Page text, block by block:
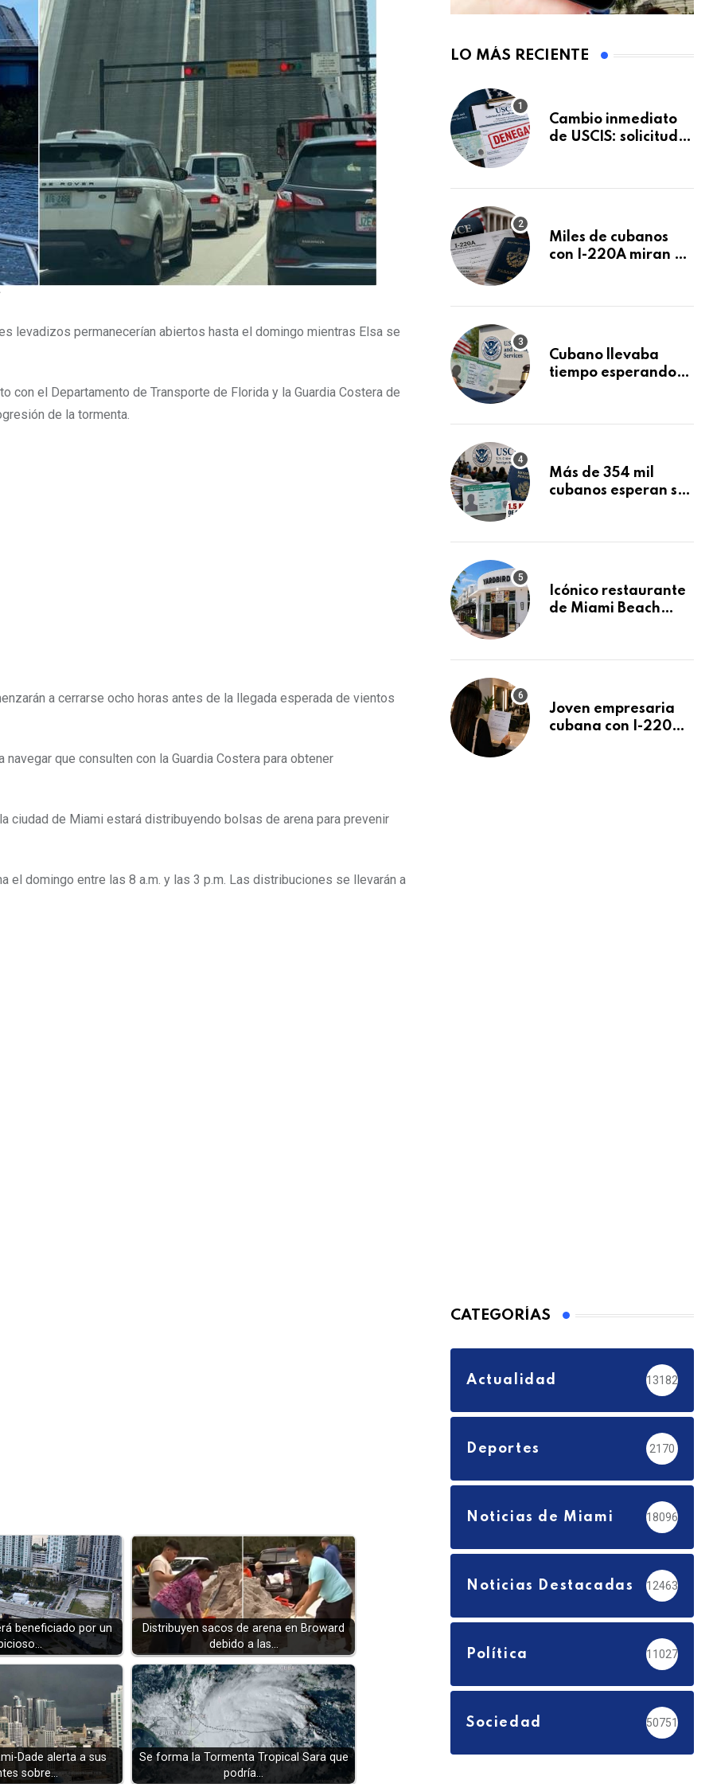
levadizos permanecerían abiertos hasta el domingo mientras Elsa se
con el Departamento de Transporte de Florida y la Guardia Costera de
de la tormenta.
a cerrarse ocho horas antes de la llegada esperada de vientos
que consulten con la Guardia Costera para obtener
ciudad de Miami estará distribuyendo bolsas de arena para prevenir
domingo entre las 8 a.m. y las 3 p.m. Las distribuciones se llevarán a
beneficiado por un
Distribuyen sacos de arena en Broward
debido a las…
Dade alerta a sus
sobre…
Se forma la Tormenta Tropical Sara que
podría…
LO MÁS RECIENTE
Cambio inmediato
de USCIS: solicitudes
sin previo aviso
Miles de cubanos
con I-220A miran al
decidirse en una
Cubano llevaba
tiempo esperando
tras Writ of
Más de 354 mil
cubanos esperan su
acumula 1.5 millones
Icónico restaurante
de Miami Beach
después de 15 años
Joven empresaria
cubana con I-220A
CATEGORÍAS
Actualidad 13182
Deportes 2170
Noticias de Miami 18096
Noticias Destacadas 12463
Política 11027
Sociedad 50751